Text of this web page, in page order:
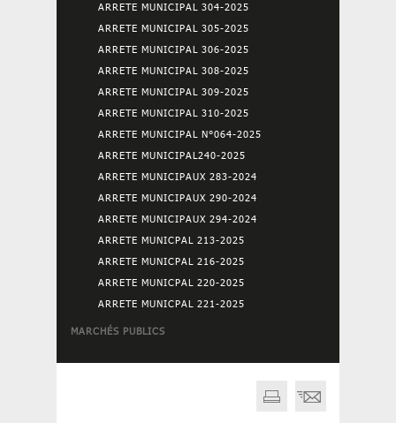
ARRETE MUNICIPAL 304-2025
ARRETE MUNICIPAL 305-2025
ARRETE MUNICIPAL 306-2025
ARRETE MUNICIPAL 308-2025
ARRETE MUNICIPAL 309-2025
ARRETE MUNICIPAL 310-2025
ARRETE MUNICIPAL N°064-2025
ARRETE MUNICIPAL240-2025
ARRETE MUNICIPAUX 283-2024
ARRETE MUNICIPAUX 290-2024
ARRETE MUNICIPAUX 294-2024
ARRETE MUNICPAL 213-2025
ARRETE MUNICPAL 216-2025
ARRETE MUNICPAL 220-2025
ARRETE MUNICPAL 221-2025
MARCHÉS PUBLICS